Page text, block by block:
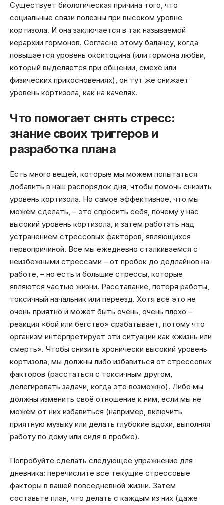
Существует биологическая причина того, что
социальные связи полезны при высоком уровне
кортизола. И она заключается в так называемой
иерархии гормонов. Согласно этому балансу, когда
повышается уровень окситоцина (или гормона любви,
который выделяется при общении, смехе или
физических прикосновениях), он тут же снижает
уровень кортизола, как на качелях.
Что помогает снять стресс:
знание своих триггеров и
разработка плана
Есть много вещей, которые мы можем попытаться
добавить в наш распорядок дня, чтобы помочь снизить
уровень кортизола. Но самое эффективное, что мы
можем сделать, – это спросить себя, почему у нас
высокий уровень кортизола, и затем работать над
устранением стрессовых факторов, являющихся
первопричиной. Все мы ежедневно сталкиваемся с
неизбежными стрессами – от пробок до дедлайнов на
работе, – но есть и большие стрессы, которые
являются частью жизни. Расставание, потеря работы,
токсичный начальник или переезд. Хотя все это не
очень приятно и может быть очень, очень плохо –
реакция «бой или бегство» срабатывает, потому что
организм интерпретирует эти ситуации как «жизнь или
смерть». Чтобы снизить хронически высокий уровень
кортизола, мы должны либо избавиться от стрессовых
факторов (расстаться с токсичным другом,
делегировать задачи, когда это возможно). Либо мы
должны изменить своё отношение к ним, если мы не
можем от них избавиться (например, включить
приятную музыку или делать глубокие вдохи, выполняя
работу по дому или сидя в пробке).
Попробуйте сделать следующее упражнение для
дневника: перечислите все текущие стрессовые
факторы в вашей повседневной жизни. Затем
составьте план, что делать с каждым из них (даже